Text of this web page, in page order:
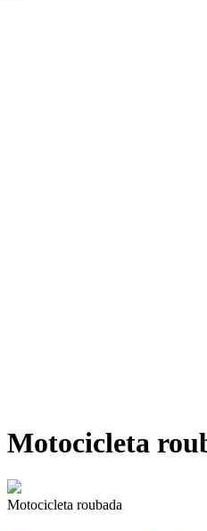
Motocicleta
Motocicleta roubada